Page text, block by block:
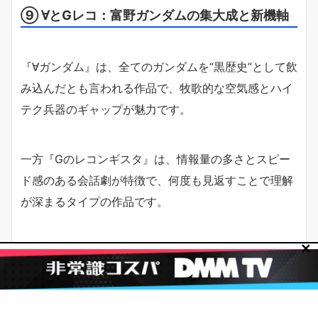
⑨ ∀とGレコ：富野ガンダムの集大成と新機軸
『∀ガンダム』は、全てのガンダムを“黒歴史”として飲
み込んだとも言われる作品で、牧歌的な空気感とハイ
テク兵器のギャップが魅力です。
一方『Gのレコンギスタ』は、情報量の多さとスピー
ド感のある会話劇が特徴で、何度も見返すことで理解
が深まるタイプの作品です。
どちらも富野由悠季監督のカラーが強く、「ガンダム
とは何か？」を別の角度から問い直すような内容にな
っています。
✕